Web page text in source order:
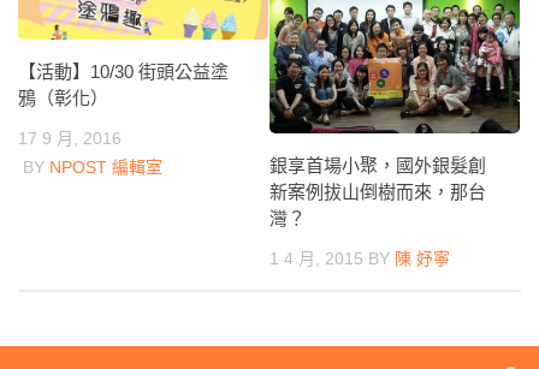
【活動】10/30 街頭公益塗
鴉（彰化）
17 9 月, 2016
BY NPOST 編輯室
銀享首場小聚，國外銀髮創
新案例拔山倒樹而來，那台
灣？
1 4 月, 2015 BY 陳 妤寧